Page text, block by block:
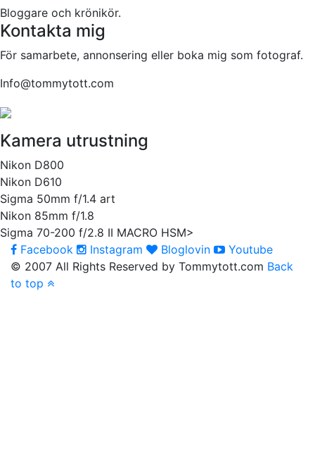
Bloggare och krönikör.
Kontakta mig
För samarbete, annonsering eller boka mig som fotograf.
Info@tommytott.com
Kamera utrustning
Nikon D800
Nikon D610
Sigma 50mm f/1.4 art
Nikon 85mm f/1.8
Sigma 70-200 f/2.8 II MACRO HSM>
Facebook
Instagram Bloglovin
Youtube
© 2007 All Rights Reserved by Tommytott.com Back
to top